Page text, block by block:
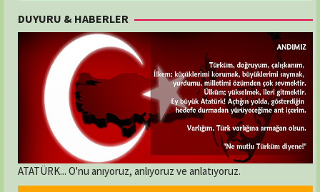
DUYURU & HABERLER
ATATÜRK... O'nu anıyoruz, anlıyoruz ve anlatıyoruz.